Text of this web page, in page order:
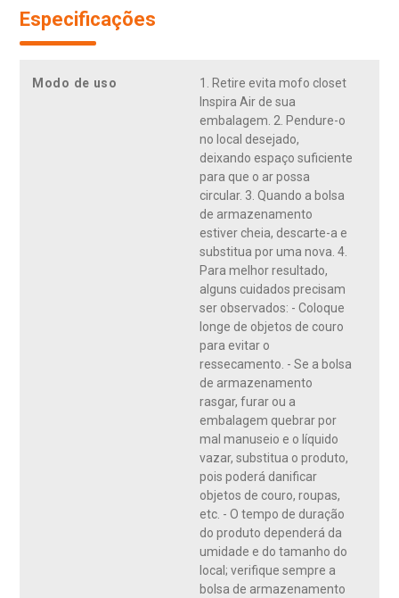
Especificações
Modo de uso
1. Retire evita mofo closet
Inspira Air de sua
embalagem. 2. Pendure-o
no local desejado,
deixando espaço suficiente
para que o ar possa
circular. 3. Quando a bolsa
de armazenamento
estiver cheia, descarte-a e
substitua por uma nova. 4.
Para melhor resultado,
alguns cuidados precisam
ser observados: - Coloque
longe de objetos de couro
para evitar o
ressecamento. - Se a bolsa
de armazenamento
rasgar, furar ou a
embalagem quebrar por
mal manuseio e o líquido
vazar, substitua o produto,
pois poderá danificar
objetos de couro, roupas,
etc. - O tempo de duração
do produto dependerá da
umidade e do tamanho do
local; verifique sempre a
bolsa de armazenamento